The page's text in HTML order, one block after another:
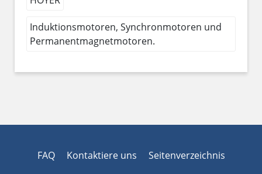
Induktionsmotoren, Synchronmotoren und
Permanentmagnetmotoren.
FAQ Kontaktiere uns Seitenverzeichnis